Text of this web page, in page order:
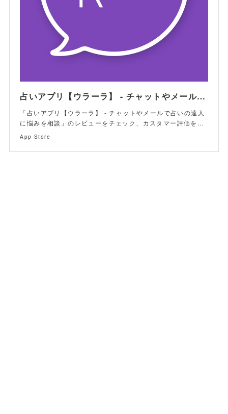
10 )
占いアプリ【ウラーラ】 - チャットやメールで占いの達人に悩みを相談を App Store で
「占いアプリ【ウラーラ】 - チャットやメールで占いの達人
に悩みを相談」のレビューをチェック、カスタマー評価を…
App Store